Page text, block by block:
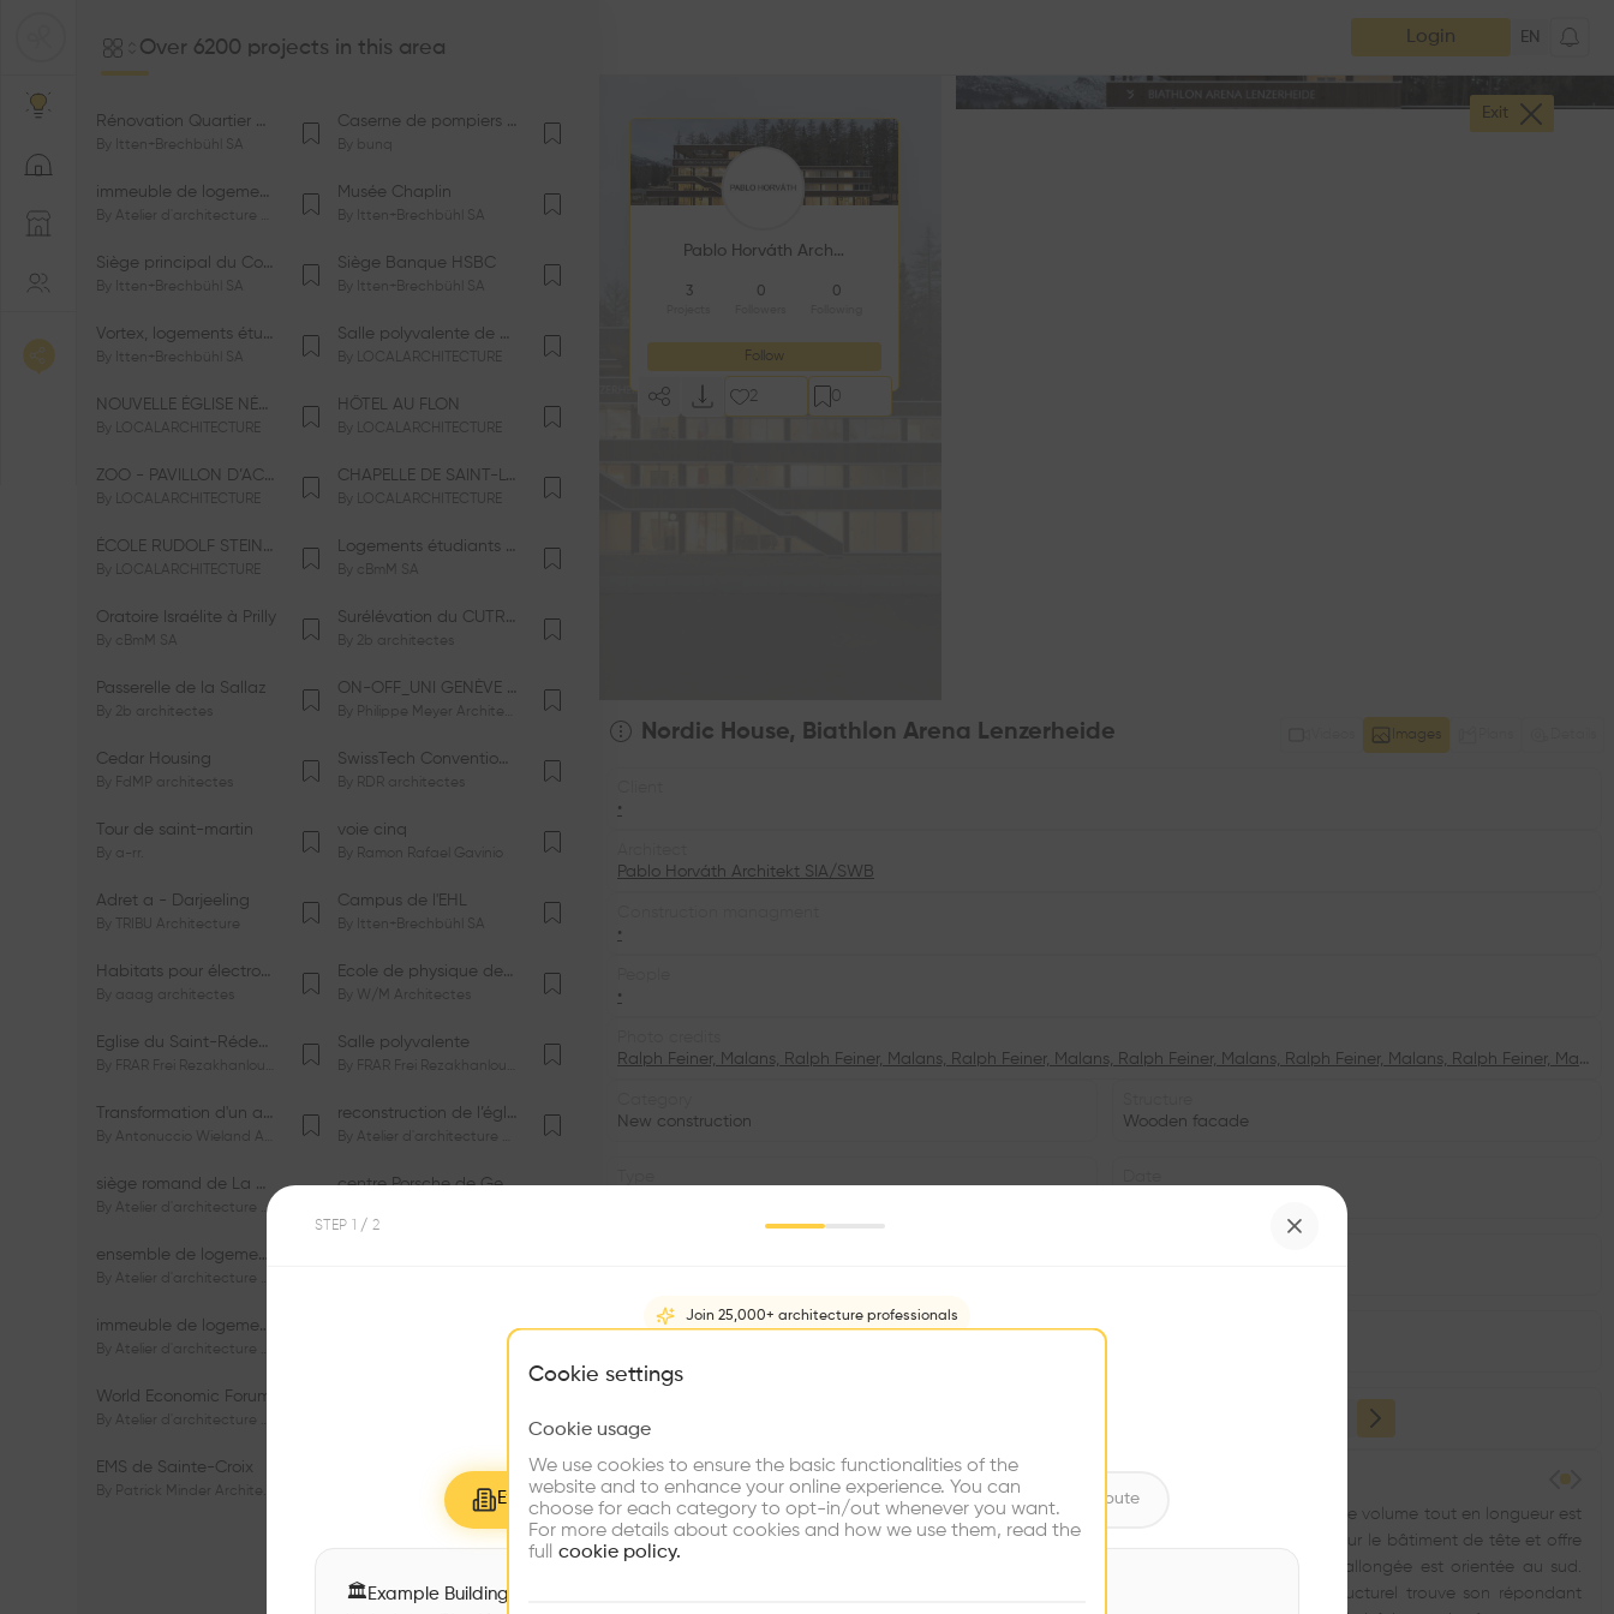
Login EN
Over 6200 projects in this area
Rénovation Quartier de la Tourelle
By Itten+Brechbühl SA
Caserne de pompiers de Bernex-Confignon
By bunq
immeuble de logements HM-LGZD-PPE «Doctoresse-Champendal»
By Atelier d'architecture Jacques Bugna SA
Musée Chaplin
By Itten+Brechbühl SA
Siège principal du Comité International Olympique CIO
By Itten+Brechbühl SA
Siège Banque HSBC
By Itten+Brechbühl SA
Vortex, logements étudiants
By Itten+Brechbühl SA
Salle polyvalente de Le Vaud
By LOCALARCHITECTURE
NOUVELLE ÉGLISE NÉO-APOSTOLIQUE
By LOCALARCHITECTURE
HÔTEL AU FLON
By LOCALARCHITECTURE
ZOO - PAVILLON D’ACCUEIL DE LA GARENNE
By LOCALARCHITECTURE
CHAPELLE DE SAINT-LOUP
By LOCALARCHITECTURE
ÉCOLE RUDOLF STEINER DE GENÈVE
By LOCALARCHITECTURE
Logements étudiants à Serrières
By cBmM SA
Oratoire Israélite à Prilly
By cBmM SA
Surélévation du CUTR-CHUV
By 2b architectes
Passerelle de la Sallaz
By 2b architectes
ON-OFF_UNI GENÈVE Faculté de Psychologie
By Philippe Meyer Architecte
Cedar Housing
By FdMP architectes
SwissTech Convention Center
By RDR architectes
Tour de saint-martin
By a-rr.
voie cinq
By Ramon Rafael Gavinio
Adret a - Darjeeling
By TRIBU Architecture
Campus de l'EHL
By Itten+Brechbühl SA
Habitats pour électrosensibles (ES)
By aaag architectes
Ecole de physique des Houches
By W/M Architectes
Eglise du Saint-Rédempteur
By FRAR Frei Rezakhanlou SA
Salle polyvalente
By FRAR Frei Rezakhanlou SA
Transformation d'un appartement dans les vignes
By Antonuccio Wieland Architectes Sàrl
reconstruction de l’église du Lignon
By Atelier d'architecture Jacques Bugna SA
siège romand de La Mobilière
By Atelier d'architecture Jacques Bugna SA
centre Porsche de Genève
ensemble de logements HBM - HM - LGZD - PPE «Rieu-Malagnou»
By Atelier d'architecture Jacques Bugna SA
immeuble de logements HBM «Les Genêts»
By Atelier d'architecture Jacques Bugna SA
World Economic Forum
By Atelier d'architecture Jacques Bugna SA
EMS de Sainte-Croix
By Patrick Minder Architectes Sàrl
Complexe scolaire de Vigner
Patrick Minder Architectes Sàrl
Pablo Horváth Architekt SIA/SWB
3 0 0
Follow
2 0
Exit
Images
Nordic House, Biathlon Arena Lenzerheide
•
Pablo Horváth Architekt SIA/SWB
•
•
Ralph Feiner, Malans, Ralph Feiner, Malans, Ralph Feiner, Malans, Ralph Feiner, Malans, Ralph Feiner, Malans, Ralph Feiner, Malans, Ralph Feiner, Malans
New construction
Wooden facade
Status
•
•
Le nouveau centre du stade de biathlon «Nordic House» est implanté en limite de clairière. Le volume tout en longueur est
structuré en une partie de tête et une partie longitudinale. La bordure de toit met l’accent sur le bâtiment de tête et offre
une vue sur le terrain de biathlon. La façade longitudinale munie de fenêtres de forme allongée est orientée au sud.
Depuis le côté nord, la vue donne sur la forêt d’épicéas toute proche. L’agencement structurel trouve son répondant
STEP / 2
Join 25,000+ architecture professionals
What brings you here?
Choose your primary interest to personalize your experience
Explore Buildings Find Firms Meet Talents Contribute
🏛 Example Buildings
Cookie settings
Cookie usage
We use cookies to ensure the basic functionalities of the
website and to enhance your online experience. You can
choose for each category to opt-in/out whenever you want.
For more details about cookies and how we use them, read the
full
cookie policy.